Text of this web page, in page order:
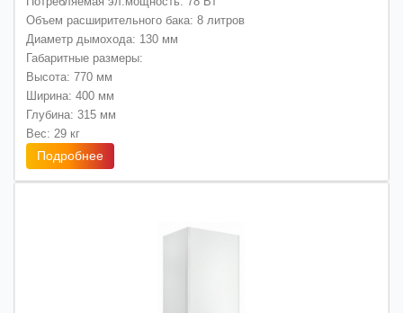
Объем расширительного бака: 8 литров
Диаметр дымохода: 130 мм
Габаритные размеры:
Высота: 770 мм
Ширина: 400 мм
Глубина: 315 мм
Вес: 29 кг
Подробнее